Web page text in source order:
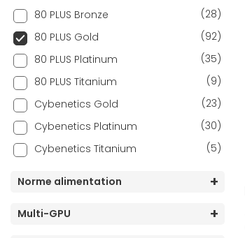
80 PLUS Bronze
(28)
80 PLUS Gold
(92)
80 PLUS Platinum
(35)
80 PLUS Titanium
(9)
Cybenetics Gold
(23)
Cybenetics Platinum
(30)
Cybenetics Titanium
(5)
Norme alimentation
Multi-GPU